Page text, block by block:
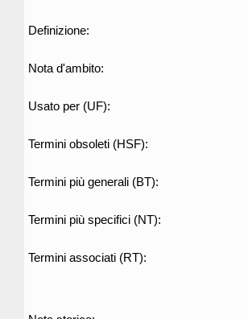
Definizione:
Nota d'ambito:
Usato per (UF):
Termini obsoleti (HSF):
Termini più generali (BT):
Termini più specifici (NT):
Termini associati (RT):